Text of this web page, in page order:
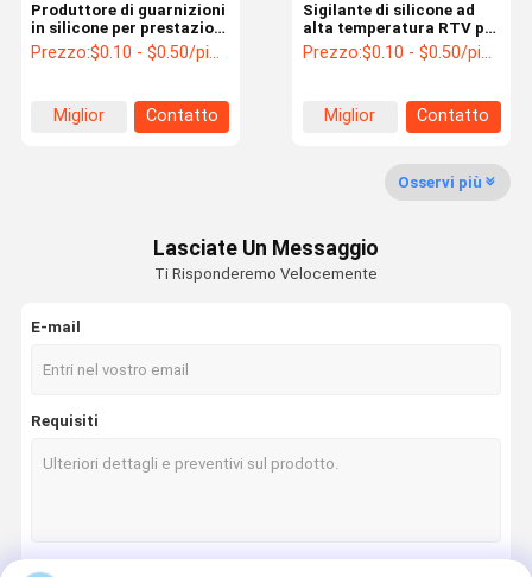
Visita Alla
Fabbrica
Controllo
Della Qualità
Contattaci Notizie
Colla epossidica AB
Sigilante di silicone ad
alta temperatura RTV per
il produttore di
guarnizioni rosse
Prezzo:$0.10 - $0.50/pieces
Miglior
Contatto
Produttore di guarnizioni
in silicone per prestazioni
superiori di tenuta della
testa del cilindro del
Prezzo:$0.10 - $0.50/pieces
Miglior
Contatto
Osservi più
Lasciate Un Messaggio
Ti Risponderemo Velocemente
E-mail
Requisiti